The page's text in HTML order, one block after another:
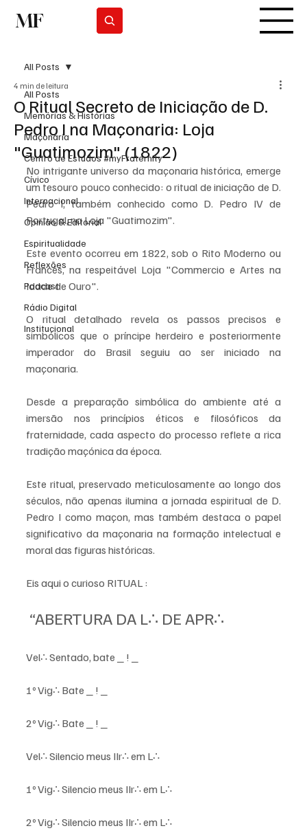
MF
All Posts
Memórias & Histórias
Maçonaria
Centro de Estudos #myFraternity
Cívico
Internacional
Opinião & Editorial
Espiritualidade
Reflexões
Podcast
Rádio Digital
Institucional
All Posts
O Ritual Secreto de Iniciação de D.
Pedro I na Maçonaria: Loja
"Guatimozim" (1822)
4 min de leitura
No intrigante universo da maçonaria histórica, emerge
um tesouro pouco conhecido: o ritual de iniciação de D.
Pedro I, também conhecido como D. Pedro IV de
Portugal, na Loja "Guatimozim".
Este evento ocorreu em 1822, sob o Rito Moderno ou
Francês, na respeitável Loja "Commercio e Artes na
Idade de Ouro".
O ritual detalhado revela os passos precisos e
simbólicos que o príncipe herdeiro e posteriormente
imperador do Brasil seguiu ao ser iniciado na
maçonaria.
Desde a preparação simbólica do ambiente até a
imersão nos princípios éticos e filosóficos da
fraternidade, cada aspecto do processo reflete a rica
tradição maçónica da época.
Este ritual, preservado meticulosamente ao longo dos
séculos, não apenas ilumina a jornada espiritual de D.
Pedro I como maçon, mas também destaca o papel
significativo da maçonaria na formação intelectual e
moral das figuras históricas.
Eis aqui o curioso RITUAL :
“ABERTURA DA L∴ DE APR∴
Vel∴ Sentado, bate _ ! _
1º Vig∴ Bate _ ! _
2º Vig∴ Bate _ ! _
Vel∴ Silencio meus IIr∴ em L∴
1º Vig∴ Silencio meus IIr∴ em L∴
2º Vig∴ Silencio meus IIr∴ em L∴